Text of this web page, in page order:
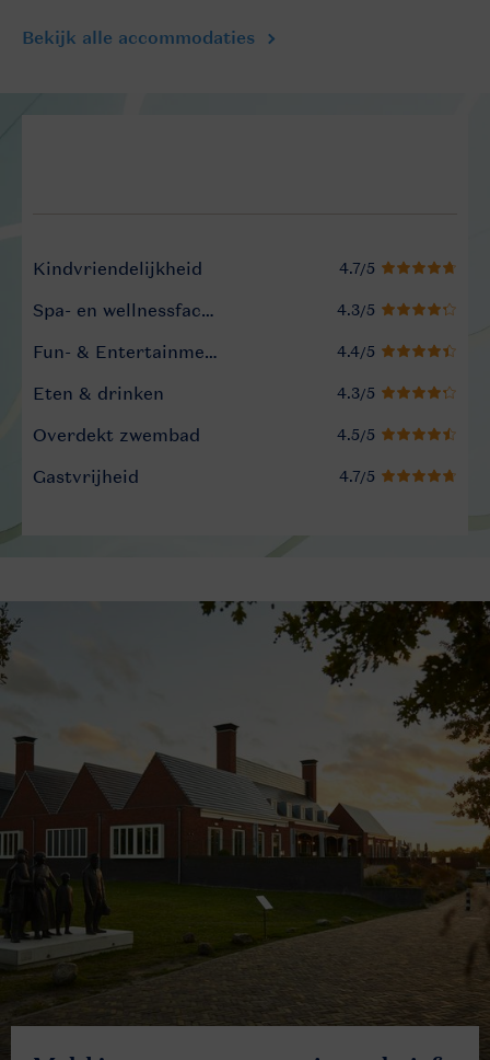
Bekijk alle accommodaties
Kindvriendelijkheid
Spa- en wellnessfaciliteiten
Fun- & Entertainment-programma
Eten & drinken
Overdekt zwembad
Gastvrijheid